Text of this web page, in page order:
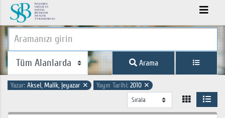
Arama
Yazar: Aksel, Malik, |eyazar ✕ Yayın Tarihi: 2010 ✕